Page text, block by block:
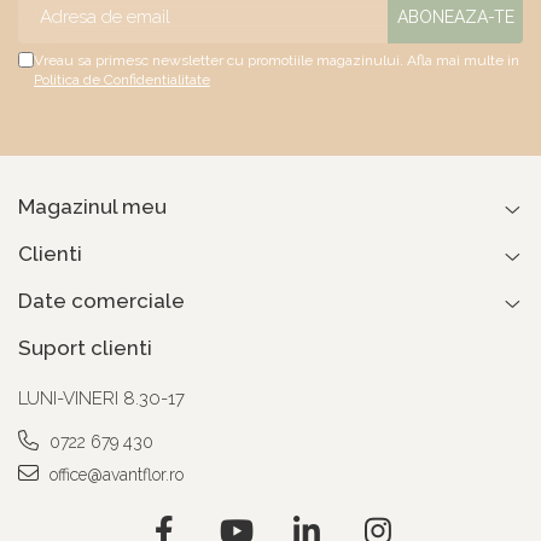
Vreau sa primesc newsletter cu promotiile magazinului. Afla mai multe in
Politica de Confidentialitate
Magazinul meu
Clienti
Date comerciale
Suport clienti
LUNI-VINERI 8.30-17
0722 679 430
office@avantflor.ro